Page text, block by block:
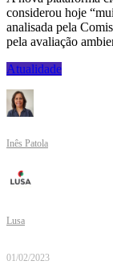
considerou hoje
analisada pela
pela avaliação
Atualidade
Inês Patola
Lusa
01/02/2023